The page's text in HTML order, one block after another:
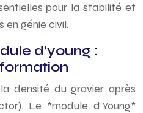
pour la stabilité et
en génie civil.
d’young :
densité du gravier après
Le *module d’Young*